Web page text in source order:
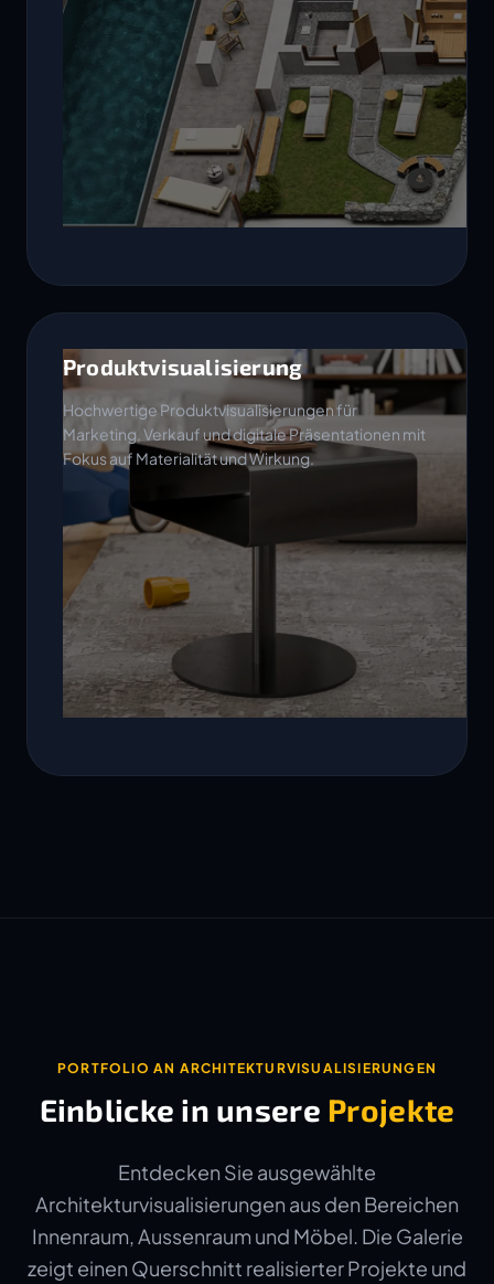
Produktvisualisierung
Hochwertige Produktvisualisierungen für
Marketing, Verkauf und digitale Präsentationen mit
Fokus auf Materialität und Wirkung.
PORTFOLIO AN ARCHITEKTURVISUALISIERUNGEN
Einblicke in unsere Projekte
Entdecken Sie ausgewählte
Architekturvisualisierungen aus den Bereichen
Innenraum, Aussenraum und Möbel. Die Galerie
zeigt einen Querschnitt realisierter Projekte und